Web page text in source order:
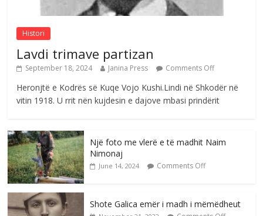
Histori
Lavdi trimave partizan
September 18, 2024 Janina Press Comments Off
Heronjtë e Kodrës së Kuqe Vojo Kushi.Lindi në Shkodër në
vitin 1918. U rrit nën kujdesin e dajove mbasi prindërit
Një foto me vlerë e të madhit Naim
Nimonaj
June 14, 2024 Comments Off
Shote Galica emër i madh i mëmëdheut